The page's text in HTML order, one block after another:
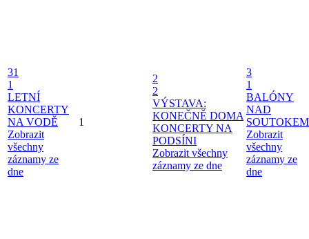
31
1
LETNÍ
KONCERTY
NA VODĚ
Zobrazit
všechny
záznamy ze
dne
1
2
2
VÝSTAVA:
KONEČNĚ DOMA
KONCERTY NA
PODSÍNI
Zobrazit všechny
záznamy ze dne
3
1
BALÓNY
NAD
SOUTOKEM
Zobrazit
všechny
záznamy ze
dne